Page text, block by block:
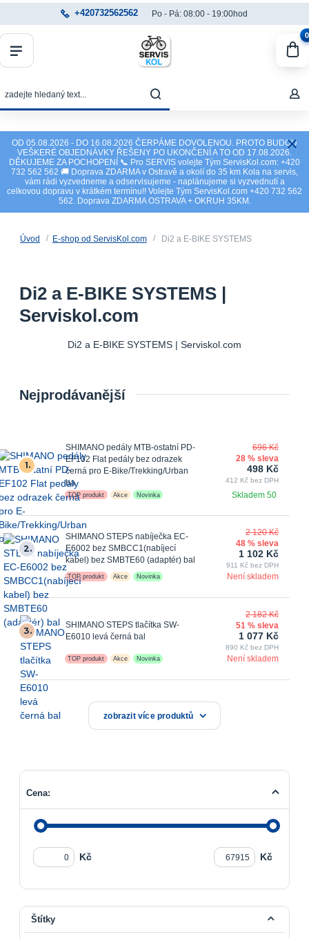
OD 05.08.2026 - DO 16.08.2026 ČERPÁME DOVOLENOU. PROTO BUDOU
VEŠKERÉ OBJEDNÁVKY ŘEŠENY PO UKONČENÍ A TO OD 17.08.2026.
DĚKUJEME ZA POCHOPENÍ 📞 Pro SERVIS volejte Tým ServisKol.com: +420
732 562 562 🚚 Doprava ZDARMA v Ostravě a okolí do 35 km Kola na servis,
vám rádi vyzvedneme a odservisujeme - naplánujeme si vyzvednutí a
celkovou dopravu v krátkém termínu!! Volejte Tým ServisKol.com +420 732 562
562. Doprava ZDARMA OSTRAVA + OKRUH 35KM.
+420732562562 Po - Pá: 08:00 - 19:00hod
0
Úvod E-shop od ServisKol.com Di2 a E-BIKE SYSTEMS
Di2 a E-BIKE SYSTEMS |
Serviskol.com
Di2 a E-BIKE SYSTEMS | Serviskol.com
Nejprodávanější
1.
SHIMANO pedály MTB-ostatní PD-
EF102 Flat pedály bez odrazek
černá pro E-Bike/Trekking/Urban
ba
Skladem 50
TOP produkt Akce Novinka
696 Kč
28 % sleva
498 Kč
412 Kč bez DPH
2.
SHIMANO STEPS nabíječka EC-
E6002 bez SMBCC1(nabíjecí
kabel) bez SMBTE60 (adaptér) bal
Není skladem
TOP produkt Akce Novinka
2 120 Kč
48 % sleva
1 102 Kč
911 Kč bez DPH
3.
SHIMANO STEPS tlačítka SW-
E6010 levá černá bal
Není skladem
TOP produkt Akce Novinka
2 182 Kč
51 % sleva
1 077 Kč
890 Kč bez DPH
zobrazit více produktů
Cena:
Kč Kč
Štítky